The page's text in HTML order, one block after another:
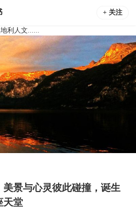
+ 关注
利人文......
景与心灵彼此碰撞，诞生
天堂